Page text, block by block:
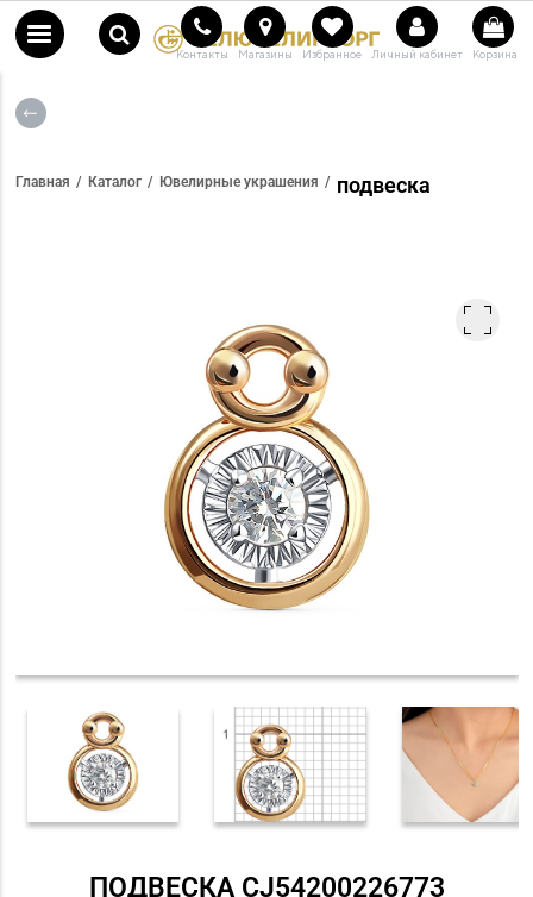
Контакты Магазины Избранное Личный кабинет Корзина
Главная Каталог Ювелирные украшения подвеска
ПОДВЕСКА СJ54200226773